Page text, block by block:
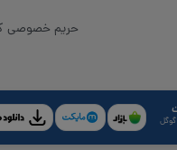
حریم خصوصی
گوگل